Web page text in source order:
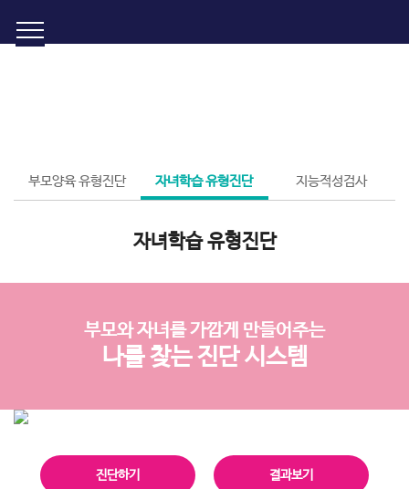
부모양육 유형진단 자녀학습 유형진단 지능적성검사
자녀학습 유형진단
부모와 자녀를 가깝게 만들어주는
나를 찾는 진단 시스템
진단하기 결과보기